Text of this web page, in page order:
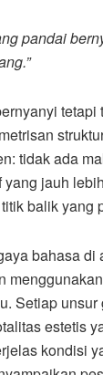
pandai
tidak ada
yang jauh
balik yang
bahasa di
Setiap
estetis
kondisi